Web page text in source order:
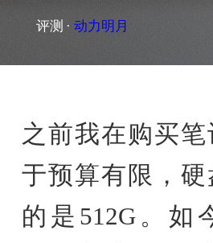
评测 · 动力明月
之前我在购买
于预算有限，
的是512G。如